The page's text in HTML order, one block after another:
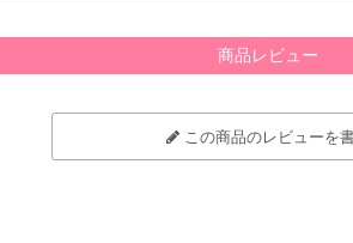
商品レビュー
この商品のレビューを書